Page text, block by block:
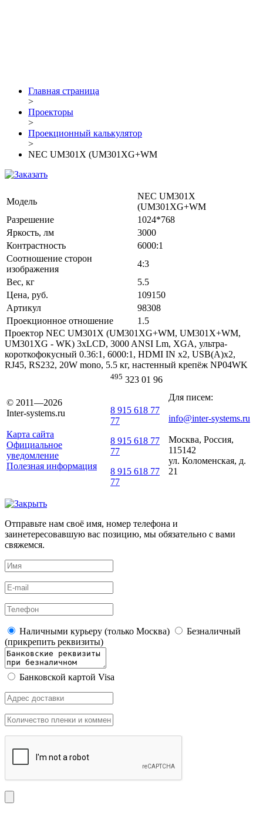
Главная страница
>
Проекторы
>
Проекционный калькулятор
>
NEC UM301X (UM301XG+WM
Модель
NEC UM301X
(UM301XG+WM
Разрешение
1024*768
Яркость, лм
3000
Контрастность
6000:1
Соотношение сторон
изображения
4:3
Вес, кг
5.5
Цена, руб.
109150
Артикул
98308
Проекционное отношение
1.5
Проектор NEC UM301X (UM301XG+WM, UM301X+WM,
UM301XG - WK) 3хLCD, 3000 ANSI Lm, XGA, ультра-
короткофокусный 0.36:1, 6000:1, HDMI IN x2, USB(A)х2,
RJ45, RS232, 20W mono, 5.5 кг, настенный крепёж NP04WK
© 2011—2026
Inter-systems.ru
Карта сайта
Официальное
уведомление
Полезная информация
495 323 01 96
8 915 618 77
77
8 915 618 77
77
8 915 618 77
77
Для писем:
info@inter-systems.ru
Москва, Россия,
115142
ул. Коломенская, д.
21
Отправьте нам своё имя, номер телефона и
заинетересовавшую вас позицию, мы обязательно с вами
свяжемся.
Наличными курьеру (только Москва)
Безналичный
(прикрепить реквизиты)
Банковской картой Visa